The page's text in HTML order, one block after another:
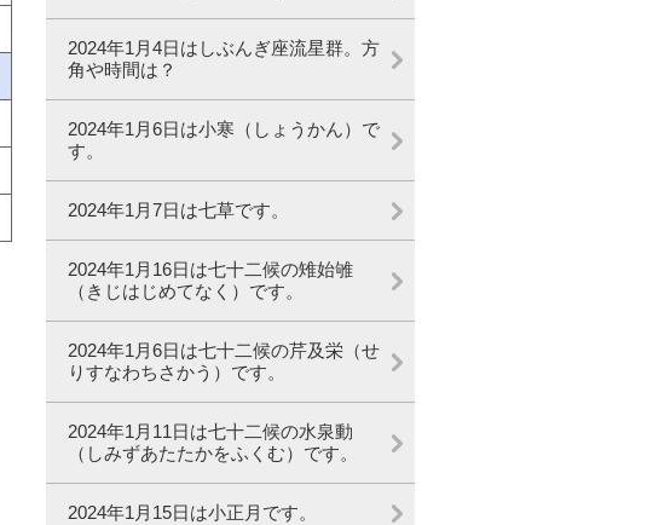
2024年1月4日はしぶんぎ座流星群。方
角や時間は？
2024年1月6日は小寒（しょうかん）で
す。
2024年1月7日は七草です。
2024年1月16日は七十二候の雉始雊
（きじはじめてなく）です。
2024年1月6日は七十二候の芹及栄（せ
りすなわちさかう）です。
2024年1月11日は七十二候の水泉動
（しみずあたたかをふくむ）です。
2024年1月15日は小正月です。